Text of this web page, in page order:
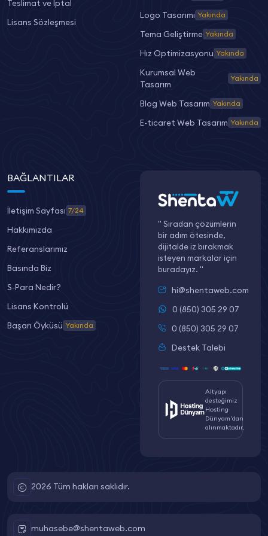
Teslimat ve İptal
Lisans Sözleşmesi
Logo Tasarımı Yakında
Tema Geliştirme Yakında
Hız Optimizasyonu Yakında
Kurumsal Web
Tasarım
Yakında
Blog Web Tasarım Yakında
E-ticaret Web Tasarım Yakında
BAĞLANTILAR
İletişim Sayfası 7/24
Hakkımızda
Referanslarımız
Basında Biz
S-Para Nedir?
Lisans Kontrolü
Başarı Öyküsü Yakında
" Sıradan çözümlerin
bir adım ötesinde,
dijitalde iz bırakmak
isteyen markalar için
buradayız. "
hi@shentaweb.com
0 (850) 305 29 07
0 (850) 305 29 07
Destek Talebi
Altyapı
desteğimiz
Hosting
Dünyam'dan
alınmaktadır.
2026 Tüm hakları saklıdır.
muhasebe@shentaweb.com